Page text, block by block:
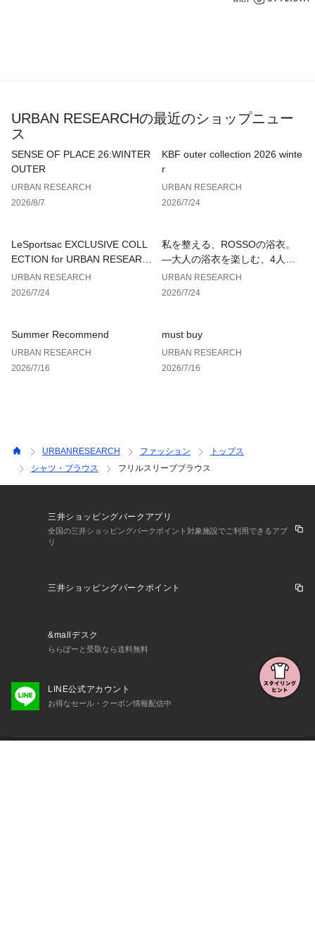
URBAN RESEARCHの最近のショップニュー
ス
SENSE OF PLACE 26:WINTER
OUTER
URBAN RESEARCH
2026/8/7
KBF outer collection 2026 winte
r
URBAN RESEARCH
2026/7/24
LeSportsac EXCLUSIVE COLL
ECTION for URBAN RESEARC
H
URBAN RESEARCH
2026/7/24
私を整える、ROSSOの浴衣。
—大人の浴衣を楽しむ、4人のT
IPS—
URBAN RESEARCH
2026/7/24
Summer Recommend
URBAN RESEARCH
2026/7/16
must buy
URBAN RESEARCH
2026/7/16
URBANRESEARCH ファッション
トップス
シャツ・ブラウス
フリルスリーブブラウス
三井ショッピングパークアプリ
全国の三井ショッピングパークポイント対象施設でご利用できるアプ
リ
三井ショッピングパークポイント
&mallデスク
ららぽーと受取なら送料無料
LINE公式アカウント
お得なセール・クーポン情報配信中